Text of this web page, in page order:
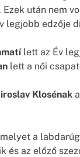
után nem
legjobb edzője
lett az Év
lett a női
Klosénak
a
és az előző